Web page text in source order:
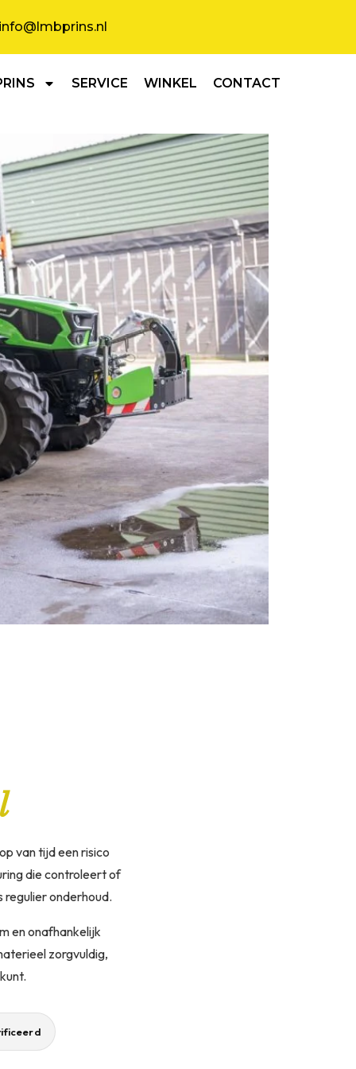
info@lmbprins.nl
SERVICE WINKEL CONTACT
van tijd een risico
die controleert of
regulier onderhoud.
en onafhankelijk
zorgvuldig,